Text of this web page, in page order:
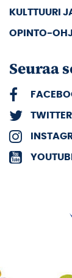
KULTTUURI
OPINTO-
Seuraa
TWITTER